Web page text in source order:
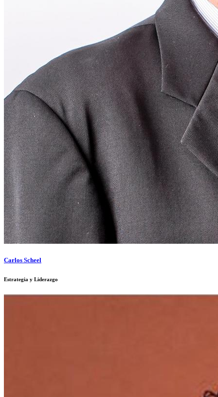
Carlos Scheel
Estrategia y Liderazgo